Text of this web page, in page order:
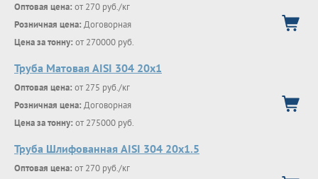
Оптовая цена: от 270 руб./кг
Розничная цена: Договорная
Цена за тонну: от 270000 руб.
Труба Матовая AISI 304 20х1
Оптовая цена: от 275 руб./кг
Розничная цена: Договорная
Цена за тонну: от 275000 руб.
Труба Шлифованная AISI 304 20х1.5
Оптовая цена: от 270 руб./кг